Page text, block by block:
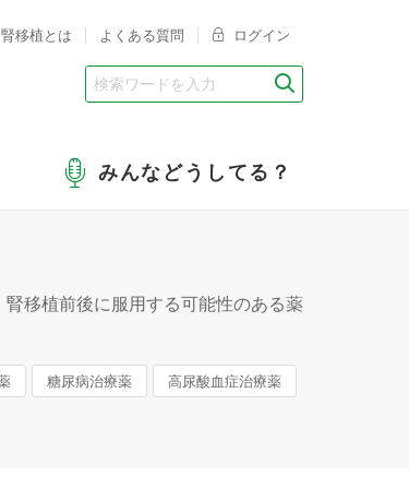
みんなどうしてる？
移植とは よくある質問 ログイン
移植前後に服用する可能性のある薬
糖尿病治療薬 高尿酸血症治療薬